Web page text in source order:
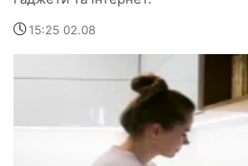
15:25 02.08